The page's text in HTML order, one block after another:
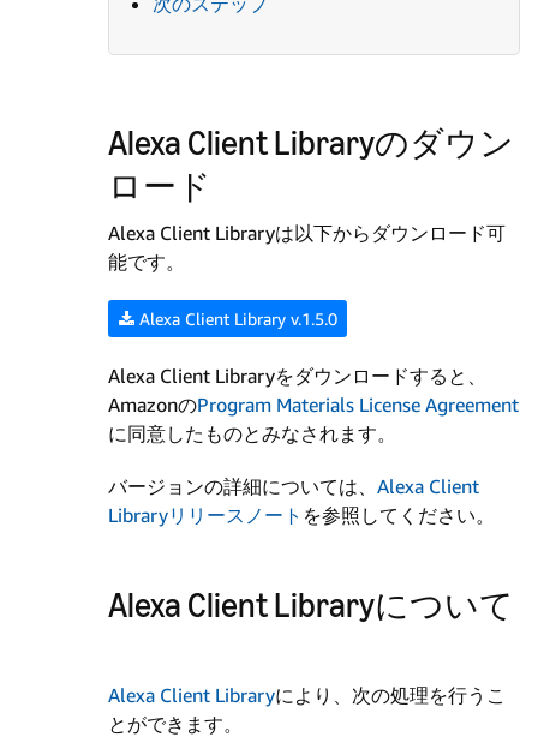
Alexa Client Libraryのダウン
ロード
Alexa Client Libraryは以下からダウンロード可
能です。
Alexa Client Library v.1.5.0
Alexa Client Libraryをダウンロードすると、
AmazonのProgram Materials License Agreement
に同意したものとみなされます。
バージョンの詳細については、 Alexa Client
Libraryリリースノート を参照してください。
Alexa Client Libraryについて
Alexa Client Libraryにより、次の処理を行うこ
とができます。